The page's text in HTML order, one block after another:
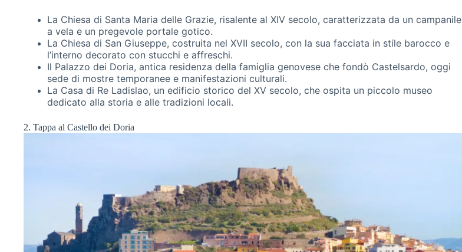
La Chiesa di Santa Maria delle Grazie, risalente al XIV secolo, caratterizzata da un campanile
a vela e un pregevole portale gotico.
La Chiesa di San Giuseppe, costruita nel XVII secolo, con la sua facciata in stile barocco e
l’interno decorato con stucchi e affreschi.
Il Palazzo dei Doria, antica residenza della famiglia genovese che fondò Castelsardo, oggi
sede di mostre temporanee e manifestazioni culturali.
La Casa di Re Ladislao, un edificio storico del XV secolo, che ospita un piccolo museo
dedicato alla storia e alle tradizioni locali.
2. Tappa al Castello dei Doria